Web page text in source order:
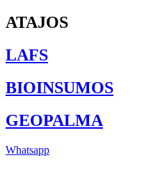
ATAJOS
LAFS
BIOINSUMOS
GEOPALMA
Whatsapp